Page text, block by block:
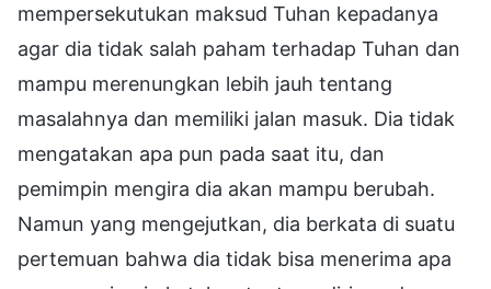
mempersekutukan maksud Tuhan kepadanya
agar dia tidak salah paham terhadap Tuhan dan
mampu merenungkan lebih jauh tentang
masalahnya dan memiliki jalan masuk. Dia tidak
mengatakan apa pun pada saat itu, dan
pemimpin mengira dia akan mampu berubah.
Namun yang mengejutkan, dia berkata di suatu
pertemuan bahwa dia tidak bisa menerima apa